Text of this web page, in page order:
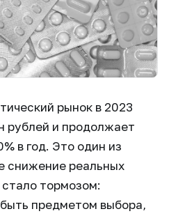
рынок в 2023
рублей и продолжает
в год. Это один из
снижение реальных
тормозом:
предметом выбора,